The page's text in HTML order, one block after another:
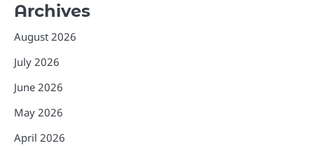
Archives
August 2026
July 2026
June 2026
May 2026
April 2026